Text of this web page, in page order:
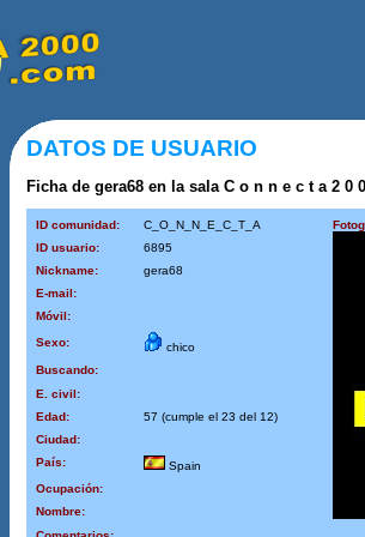
DATOS DE USUARIO
Ficha de gera68 en la sala C o n n e c t a 2 0
ID comunidad: C_O_N_N_E_C_T_A
ID usuario:
6895
Nickname:
gera68
E-mail:
Móvil:
Sexo:
chico
Buscando:
E. civil:
Edad:
57 (cumple el 23 del 12)
Ciudad:
País:
Spain
Ocupación:
Nombre: